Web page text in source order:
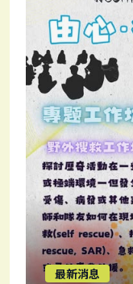
最新消息